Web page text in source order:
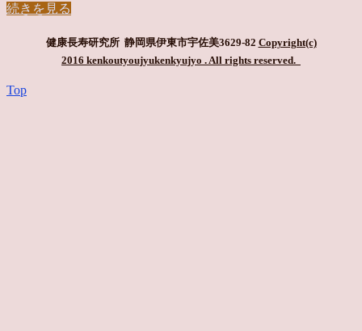
続きを見る
健康長寿研究所 静岡県伊東市宇佐美3629-82 Copyright(c)
2016 kenkoutyoujyukenkyujyo . All rights reserved.
Top